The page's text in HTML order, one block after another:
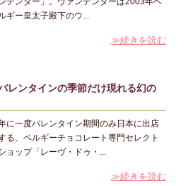
ルギー皇太子殿下のウ...
≫続きを読む
レンタインの季節だけ現れる幻の
に一度バレンタイン期間のみ日本に出店
る、ベルギーチョコレート専門セレクト
ョップ「レーヴ・ドゥ・...
≫続きを読む